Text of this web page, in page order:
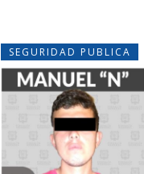
SEGURIDAD PUBLICA